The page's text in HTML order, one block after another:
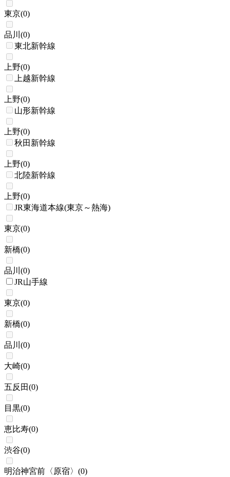
東京(0)
品川 (0)
東北新幹線
上野(0)
上越新幹線
上野(0)
山形新幹線
上野(0)
秋田新幹線
上野(0)
北陸新幹線
上野(0)
JR東海道本線(東京～熱海)
東京(0)
新橋(0)
品川 (0)
JR山手線
東京(0)
新橋(0)
品川 (0)
大崎(0)
五反田(0)
目黒(0)
恵比寿(0)
渋谷(0)
明治神宮前〈原宿〉 (0)